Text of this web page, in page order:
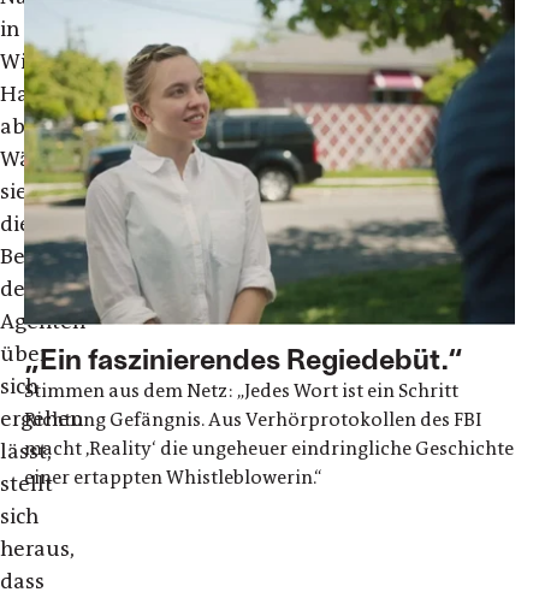
in
Winners
Haus
abspielte.
Während
sie
die
Befragungen
der
Agenten
über
sich
ergehen
lässt,
stellt
sich
heraus,
dass
„Ein faszinierendes Regiedebüt.“
Stimmen aus dem Netz: „Jedes Wort ist ein Schritt
Richtung Gefängnis. Aus Verhörprotokollen des FBI
macht ,Reality‘ die ungeheuer eindringliche Geschichte
einer ertappten Whistleblowerin.“